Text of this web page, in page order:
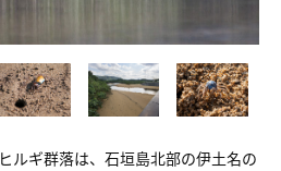
ルギ群落は、石垣島北部の伊土名の